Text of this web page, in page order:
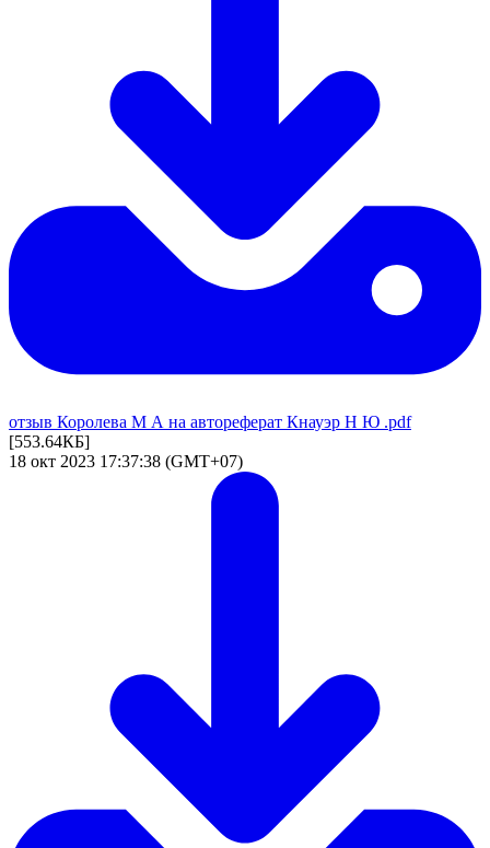
отзыв Королева М А на автореферат Кнауэр Н Ю .pdf
[553.64КБ]
18 окт 2023 17:37:38 (GMT+07)